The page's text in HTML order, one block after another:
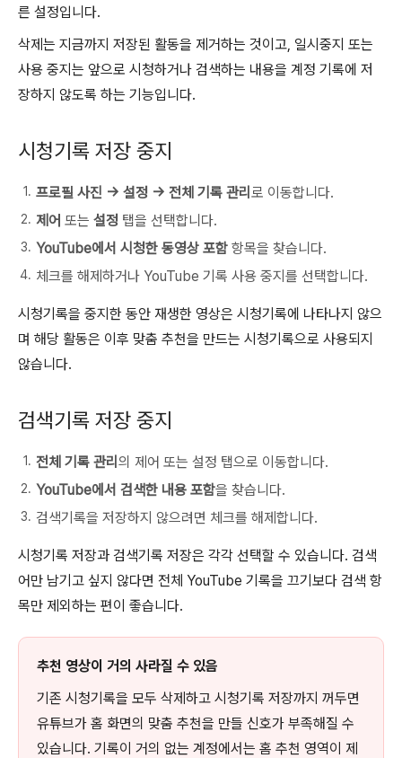
른 설정입니다.
삭제는 지금까지 저장된 활동을 제거하는 것이고, 일시중지 또는
사용 중지는 앞으로 시청하거나 검색하는 내용을 계정 기록에 저
장하지 않도록 하는 기능입니다.
시청기록 저장 중지
프로필 사진 → 설정 → 전체 기록 관리 로 이동합니다.
제어 또는 설정 탭을 선택합니다.
YouTube에서 시청한 동영상 포함 항목을 찾습니다.
체크를 해제하거나 YouTube 기록 사용 중지를 선택합니다.
시청기록을 중지한 동안 재생한 영상은 시청기록에 나타나지 않으
며 해당 활동은 이후 맞춤 추천을 만드는 시청기록으로 사용되지
않습니다.
검색기록 저장 중지
전체 기록 관리 의 제어 또는 설정 탭으로 이동합니다.
YouTube에서 검색한 내용 포함을 찾습니다.
검색기록을 저장하지 않으려면 체크를 해제합니다.
시청기록 저장과 검색기록 저장은 각각 선택할 수 있습니다. 검색
어만 남기고 싶지 않다면 전체 YouTube 기록을 끄기보다 검색 항
목만 제외하는 편이 좋습니다.
추천 영상이 거의 사라질 수 있음
기존 시청기록을 모두 삭제하고 시청기록 저장까지 꺼두면
유튜브가 홈 화면의 맞춤 추천을 만들 신호가 부족해질 수
있습니다. 기록이 거의 없는 계정에서는 홈 추천 영역이 제